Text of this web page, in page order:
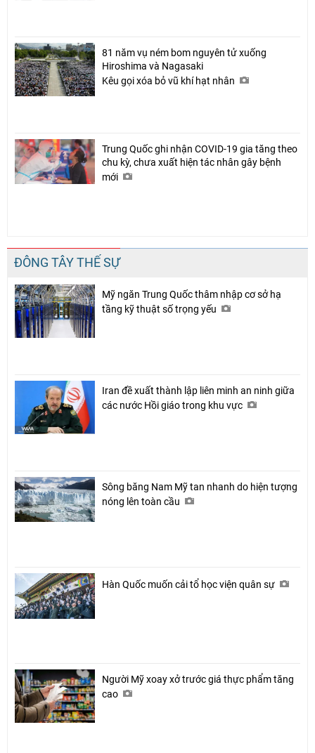
81 năm vụ ném bom nguyên tử xuống
Hiroshima và Nagasaki
Kêu gọi xóa bỏ vũ khí hạt nhân
Trung Quốc ghi nhận COVID-19 gia tăng theo
chu kỳ, chưa xuất hiện tác nhân gây bệnh
mới
ĐÔNG TÂY THẾ SỰ
Mỹ ngăn Trung Quốc thâm nhập cơ sở hạ
tầng kỹ thuật số trọng yếu
Iran đề xuất thành lập liên minh an ninh giữa
các nước Hồi giáo trong khu vực
Sông băng Nam Mỹ tan nhanh do hiện tượng
nóng lên toàn cầu
Hàn Quốc muốn cải tổ học viện quân sự
Người Mỹ xoay xở trước giá thực phẩm tăng
cao